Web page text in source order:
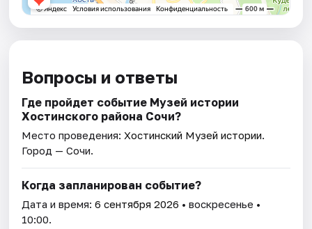
Вопросы и ответы
Где пройдет событие Музей истории
Хостинского района Сочи?
Место проведения:Хостинский Музей истории.
Город — Сочи.
Когда запланирован событие?
Дата и время:6 сентября 2026 • воскресенье •
10:00.